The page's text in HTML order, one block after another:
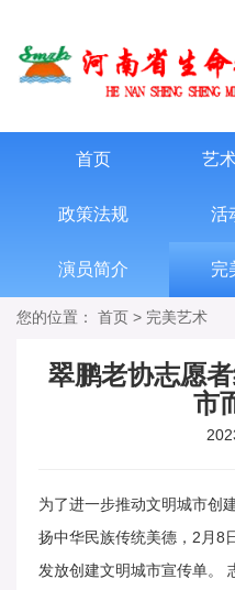
首页 艺
政策法规 活
演员简介 完
您的位置： 首页 > 完美艺术
翠鹏老协志愿
市
为了进一步推动文明城市创
扬中华民族传统美德，2月8
发放创建文明城市宣传单。